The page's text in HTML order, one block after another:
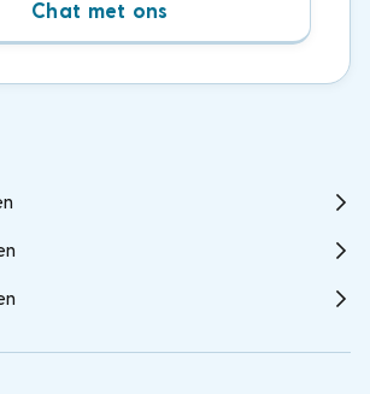
Chat met ons